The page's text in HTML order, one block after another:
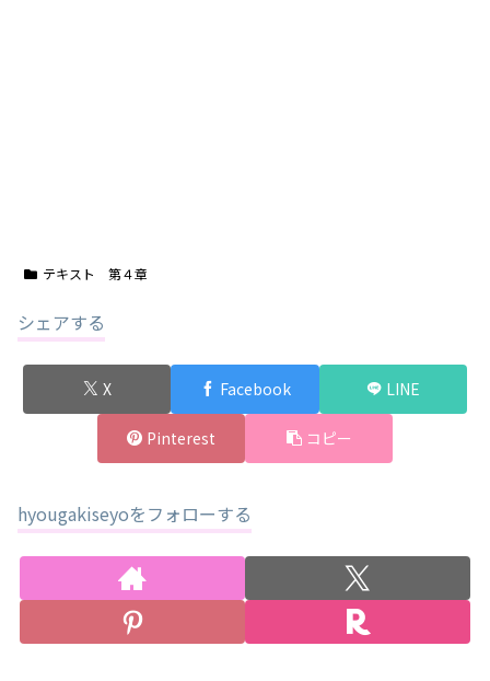
テキスト 第４章
シェアする
X Facebook LINE
Pinterest コピー
hyougakiseyoをフォローする